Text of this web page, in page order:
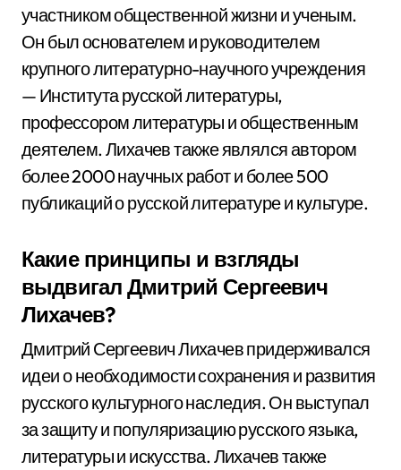
участником общественной жизни и ученым.
Он был основателем и руководителем
крупного литературно-научного учреждения
— Института русской литературы,
профессором литературы и общественным
деятелем. Лихачев также являлся автором
более 2000 научных работ и более 500
публикаций о русской литературе и культуре.
Какие принципы и взгляды
выдвигал Дмитрий Сергеевич
Лихачев?
Дмитрий Сергеевич Лихачев придерживался
идеи о необходимости сохранения и развития
русского культурного наследия. Он выступал
за защиту и популяризацию русского языка,
литературы и искусства. Лихачев также